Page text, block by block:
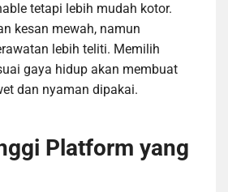
tetapi lebih mudah kotor.
kesan mewah, namun
lebih teliti. Memilih
gaya hidup akan membuat
dan nyaman dipakai.
Platform yang